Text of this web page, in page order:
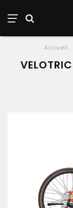
Accueil